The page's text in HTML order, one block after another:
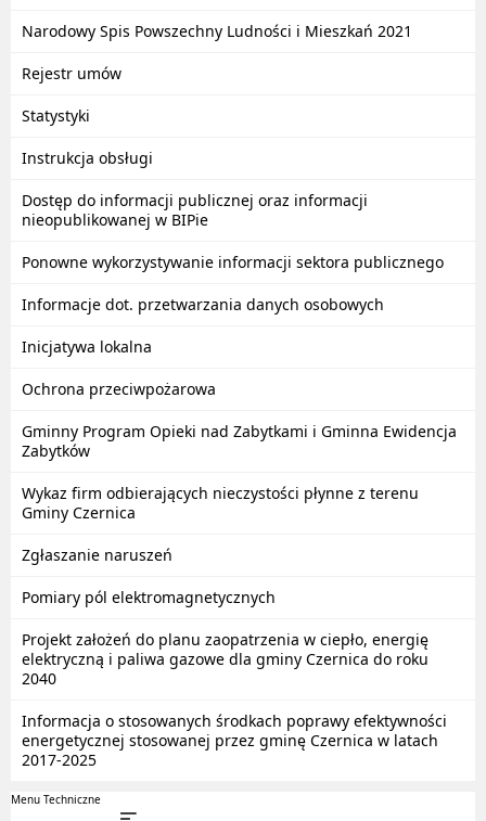
Narodowy Spis Powszechny Ludności i Mieszkań 2021
Rejestr umów
Statystyki
Instrukcja obsługi
Dostęp do informacji publicznej oraz informacji
nieopublikowanej w BIPie
Ponowne wykorzystywanie informacji sektora publicznego
Informacje dot. przetwarzania danych osobowych
Inicjatywa lokalna
Ochrona przeciwpożarowa
Gminny Program Opieki nad Zabytkami i Gminna Ewidencja
Zabytków
Wykaz firm odbierających nieczystości płynne z terenu
Gminy Czernica
Zgłaszanie naruszeń
Pomiary pól elektromagnetycznych
Projekt założeń do planu zaopatrzenia w ciepło, energię
elektryczną i paliwa gazowe dla gminy Czernica do roku
2040
Informacja o stosowanych środkach poprawy efektywności
energetycznej stosowanej przez gminę Czernica w latach
2017-2025
Menu Techniczne